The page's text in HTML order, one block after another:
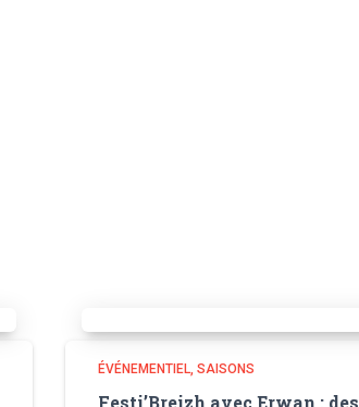
ÉVÉNEMENTIEL SAISONS
Festi’Breizh avec Erwan : des